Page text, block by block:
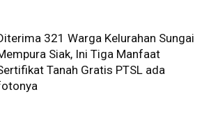
321 Warga Kelurahan Sungai
Siak, Ini Tiga Manfaat
Tanah Gratis PTSL ada